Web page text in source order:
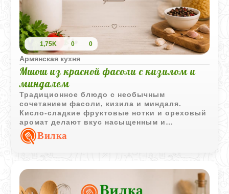
1,75K 0 0
Армянская кухня
Мшош из красной фасоли с кизилом и
миндалем
Традиционное блюдо с необычным
сочетанием фасоли, кизила и миндаля.
Кисло-сладкие фруктовые нотки и ореховый
аромат делают вкус насыщенным и
запоминающимся.
Вилка